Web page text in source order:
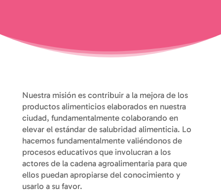
Nuestra misión es contribuir a la mejora de los
productos alimenticios elaborados en nuestra
ciudad, fundamentalmente colaborando en
elevar el estándar de salubridad alimenticia. Lo
hacemos fundamentalmente valiéndonos de
procesos educativos que involucran a los
actores de la cadena agroalimentaria para que
ellos puedan apropiarse del conocimiento y
usarlo a su favor.